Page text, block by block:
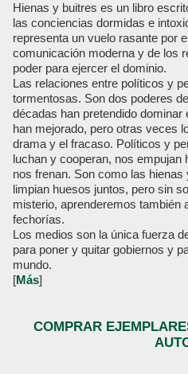
Hienas y buitres es un libro
las conciencias dormidas e
representa un vuelo rasante por
comunicación moderna y de los
poder para ejercer el dominio.
Las relaciones entre políticos y
tormentosas. Son dos poderes
décadas han pretendido
han mejorado, pero otras veces
drama y el fracaso. Políticos y
luchan y cooperan, nos empujan
nos frenan. Son como las
limpian huesos juntos, pero sin
misterio, aprenderemos también
fechorías.
Los medios son la única fuerza
para poner y quitar gobiernos y
mundo.
[Más]
COMPRAR